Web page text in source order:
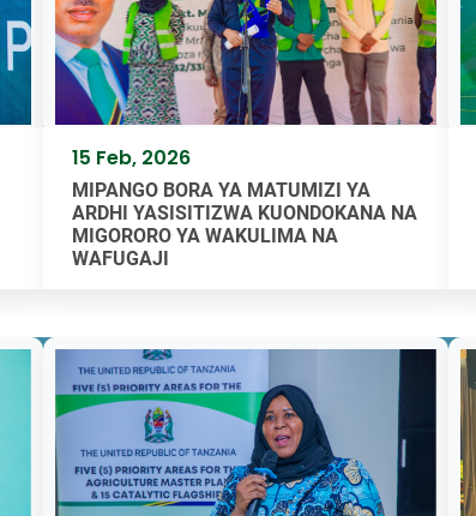
15 Feb, 2026
MIPANGO BORA YA MATUMIZI YA
ARDHI YASISITIZWA KUONDOKANA NA
MIGORORO YA WAKULIMA NA
WAFUGAJI